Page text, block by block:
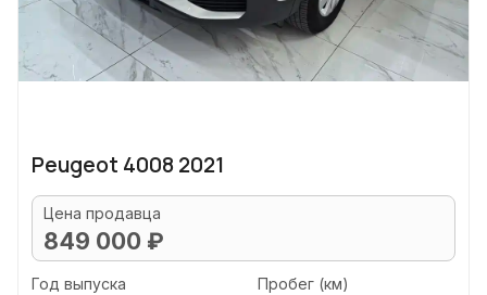
Peugeot 4008 2021
Цена продавца
849 000 ₽
Год выпуска Пробег (км)